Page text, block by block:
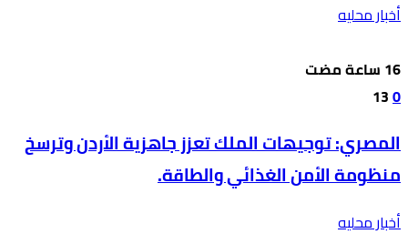
أخبار محليه
0
13
المصري: توجيهات الملك تعزز جاهزية الأردن وترسخ
منظومة الأمن الغذائي والطاقة.
أخبار محليه